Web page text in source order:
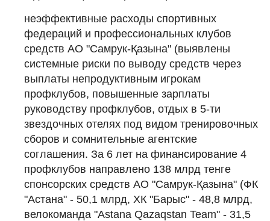
неэффективные расходы спортивных
федераций и профессиональных клубов
средств АО "Самрук-Қазына" (выявлены
системные риски по выводу средств через
выплаты непродуктивным игрокам
профклубов, повышенные зарплаты
руководству профклубов, отдых в 5-ти
звездочных отелях под видом тренировочных
сборов и сомнительные агентские
соглашения. За 6 лет на финансирование 4
профклубов направлено 138 млрд тенге
спонсорских средств АО "Самрук-Қазына" (ФК
"Астана" - 50,1 млрд, ХК "Барыс" - 48,8 млрд,
велокоманда "Astana Qazaqstan Team" - 31,5